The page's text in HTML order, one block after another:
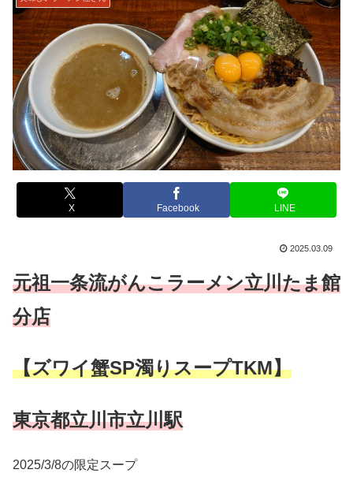
X Facebook LINE
2025.03.09
元祖一条流がんこラーメン立川たま館
分店
【ズワイ蟹SP濁りスープTKM】
東京都立川市立川駅
2025/3/8の限定スープ